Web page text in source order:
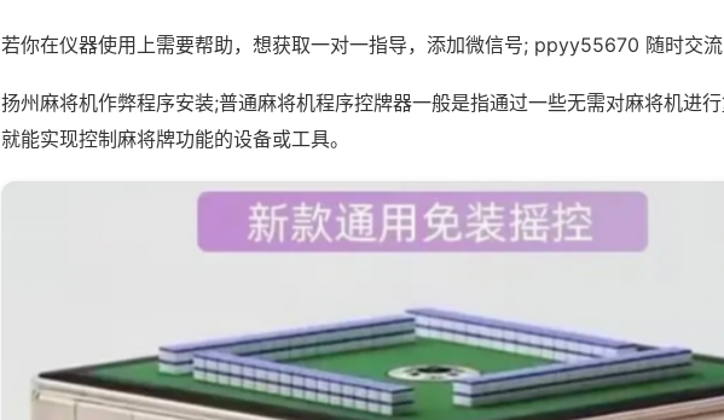
若你在仪器使用上需要帮助，想获取一对一指导，添加微信号; ppyy55670 随时交流
扬州麻将机作弊程序安装;普通麻将机程序控牌器一般是指通过一些无需对麻将机进
就能实现控制麻将牌功能的设备或工具。